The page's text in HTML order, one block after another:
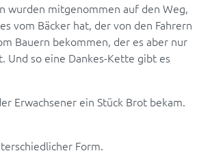
wurden mitgenommen auf den Weg,
vom Bäcker hat, der von den Fahrern
Bauern bekommen, der es aber nur
Und so eine Dankes-Kette gibt es
Erwachsener ein Stück Brot bekam.
Form.